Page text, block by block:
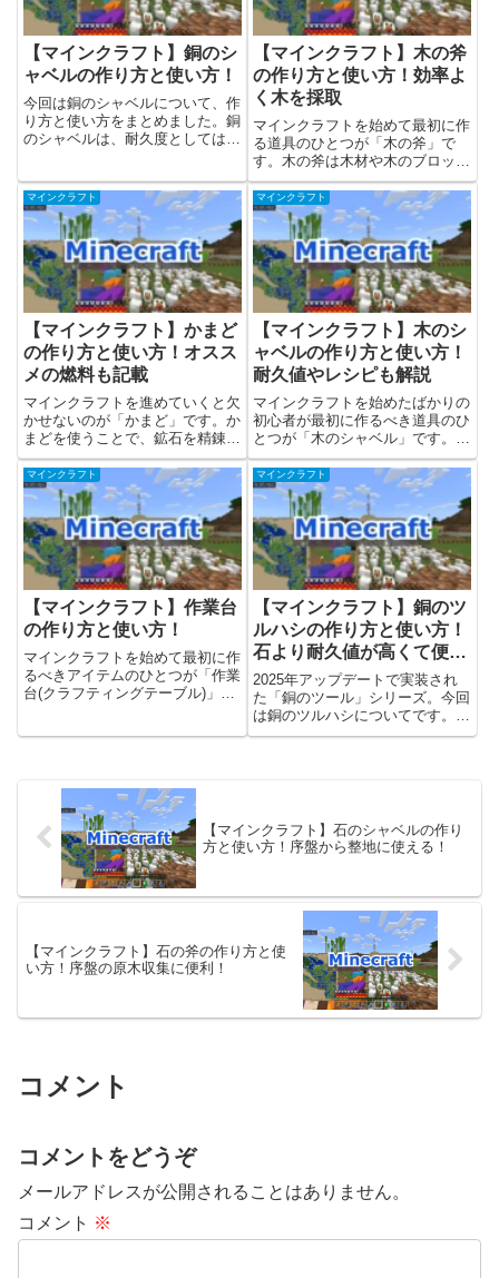
【マインクラフト】銅のシ
ャベルの作り方と使い方！
今回は銅のシャベルについて、作
り方と使い方をまとめました。銅
のシャベルは、耐久度としては
も耐久度があるシャベルになって
います。※銅のシャベルは2025
年10月に実装さ...
【マインクラフト】木の斧
の作り方と使い方！効率よ
く木を採取
マインクラフトを始めて最初に作
る道具のひとつが「木の斧」で
す。木の斧は木材や木のブロック
を効率的に壊せるだけでなく、武
器としても使える便利なアイテム
です。この記事では、木の斧につ
いてと、作り方（レシピ）と基本
的な使い方、活用方法を解説しま
す...
マインクラフト
【マインクラフト】かまど
の作り方と使い方！オスス
メの燃料も記載
マインクラフトを進めていくと欠
かせないのが「かまど」です。か
まどを使うことで、鉱石を精錬し
たり、食料を焼いたりしてサバイ
バル生活をぐっと便利にできま
す。この記事では、かまどの作り
方から基本的な使い方、燃料にな
るアイテムや便利な活用法までを
解...
マインクラフト
【マインクラフト】木のシ
ャベルの作り方と使い方！
耐久値やレシピも解説
マインクラフトを始めたばかりの
初心者が最初に作るべき道具のひ
とつが「木のシャベル」です。シ
ャベルがなくても、掘ったりする
ことは可能ですがシャベルがある
と土や砂、砂利などを効率的に掘
ることができ、ゲーム序盤の冒険
を快適にしてくれます。この記
事...
マインクラフト
【マインクラフト】作業台
の作り方と使い方！
マインクラフトを始めて最初に作
るべきアイテムのひとつが「作業
台(クラフティングテーブル)」で
マインクラフト
【マインクラフト】銅のツ
ルハシの作り方と使い方！
石より耐久値が高くて便
利！
2025年アップデートで実装され
た「銅のツール」シリーズ。今回
は銅のツルハシについてです。銅
のツルハシは石のツルハシよりも
【マインクラフト】石のシャベルの作り
方と使い方！序盤から整地に使える！
【マインクラフト】石の斧の作り方と使
い方！序盤の原木収集に便利！
コメント
コメントをどうぞ
メールアドレスが公開されることはありません。
コメント ※